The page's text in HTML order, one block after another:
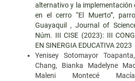
alternativo y la
en el cerro “El Muerto”,
Guayaquil,Journal of
Núm. III CISE (2023): III
EN SINERGIA EDUCATIVA 2023
Yenisey Sotomayor
Chang, Bianka Madelyne
Maleni Montecé